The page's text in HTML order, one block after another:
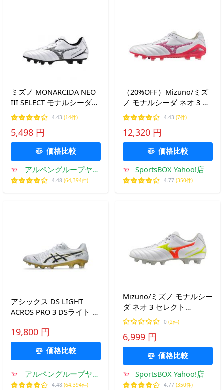
ミズノ MONARCIDA NEO
III SELECT モナルシーダ
ネオ 3 セレクト ジュニア
P1GB242509 キッズ 子供
サッカー スパイクシュー
ズ 3E MIZUNO
4.43 (14件)
5,498 円
価格比較
アルペングループヤフ
ー店
4.48 (64,394件)
（20%OFF）Mizuno/ミズ
ノ モナルシーダ ネオ 3 プ
ロ（P1GA262264）
4.43 (7件)
12,320 円
価格比較
SportsBOX Yahoo!店
4.77 (350件)
アシックス DS LIGHT
ACROS PRO 3 DSライト ア
ッカー スパイクシューズ
ディーエスライト サッカ
ーシューズ asics
19,800 円
価格比較
アルペングループヤフ
ー店
4.48 (64,394件)
Mizuno/ミズノ モナルシー
ダ ネオ 3 セレクト
（P1GA262554）
0 (2件)
6,999 円
価格比較
SportsBOX Yahoo!店
4.77 (350件)